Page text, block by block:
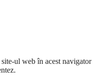
ul web în acest navigator